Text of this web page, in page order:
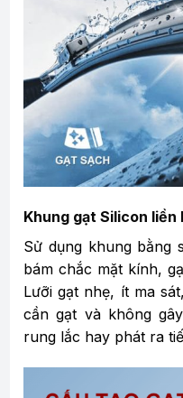
Khung gạt Silicon
Sử dụng khung bằng
bám chắc mặt kính,
Lưỡi gạt nhẹ, ít ma
cần gạt và không
rung lắc hay phát ra